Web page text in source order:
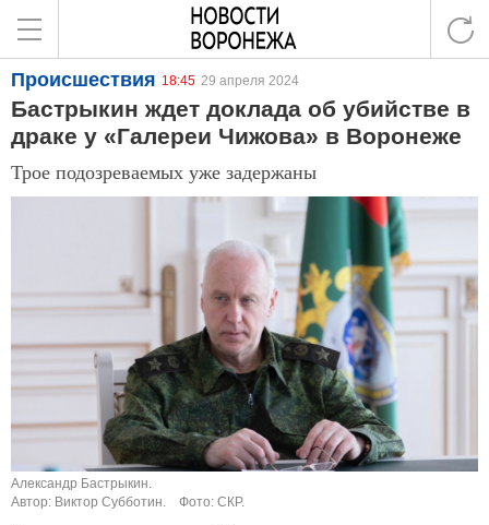
Происшествия 18:45 29 апреля 2024
Бастрыкин ждет доклада об убийстве в
драке у «Галереи Чижова» в Воронеже
Трое подозреваемых уже задержаны
Александр Бастрыкин.
Автор: Виктор Субботин.
Фото: СКР.